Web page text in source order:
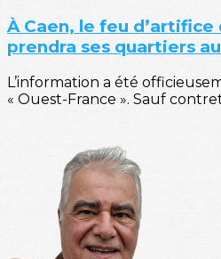
À Caen, le feu d’artifice
prendra ses quartiers
L’information a été
« Ouest-France ». Sauf